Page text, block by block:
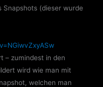
Snapshots (dieser wurde
– zumindest in den
wird wie man mit
welchen man